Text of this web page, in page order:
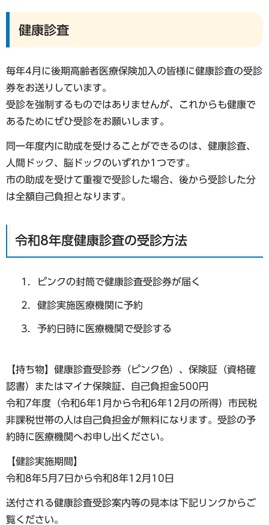
健康診査
毎年4月に後期高齢者医療保険加入の皆様に健康診査の受診
券をお送りしています。
受診を強制するものではありませんが、これからも健康で
あるためにぜひ受診をお願いします。
同一年度内に助成を受けることができるのは、健康診査、
人間ドック、脳ドックのいずれか1つです。
市の助成を受けて重複で受診した場合、後から受診した分
は全額自己負担となります。
令和8年度健康診査の受診方法
ピンクの封筒で健康診査受診券が届く
健診実施医療機関に予約
予約日時に医療機関で受診する
【持ち物】健康診査受診券（ピンク色）、保険証（資格確
認書）またはマイナ保険証、自己負担金500円
令和7年度（令和6年1月から令和6年12月の所得）市民税
非課税世帯の人は自己負担金が無料になります。受診の予
約時に医療機関へお申し出ください。
【健診実施期間】
令和8年5月7日から令和8年12月10日
送付される健康診査受診案内等の見本は下記リンクからご
覧ください。